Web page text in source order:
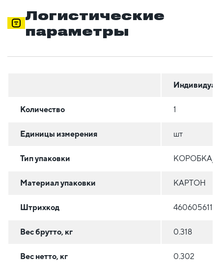
Логистические
параметры
Количество 1
Единицы измерения шт
Тип упаковки КОРОБКА/
Материал упаковки КАРТОН
Штрихкод
Вес брутто, кг 0.318
Вес нетто, кг 0.302